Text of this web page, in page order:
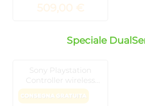
509,00 €
Speciale
Sony Playstation
Controller wireless
DualSense Edge –
Midnight Black